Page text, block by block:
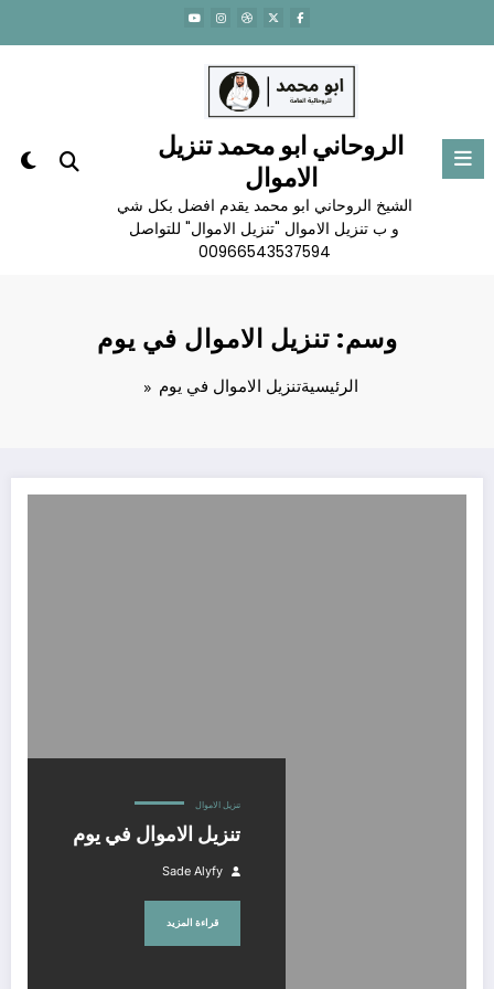
المحتوى
الروحاني ابو محمد تنزيل
الاموال
الشيخ الروحاني ابو محمد يقدم افضل بكل شي
و ب تنزيل الاموال "تنزيل الاموال" للتواصل
00966543537594
وسم: تنزيل الاموال في يوم
الرئيسيةتنزيل الاموال في يوم
تنزيل الاموال
تنزيل الاموال في يوم
Sade Alyfy
قراءة المزيد